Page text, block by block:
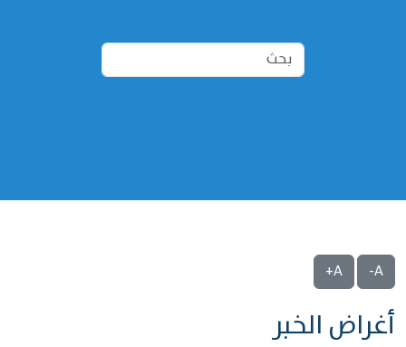
A-
A+
‌‌أغراض الخبر